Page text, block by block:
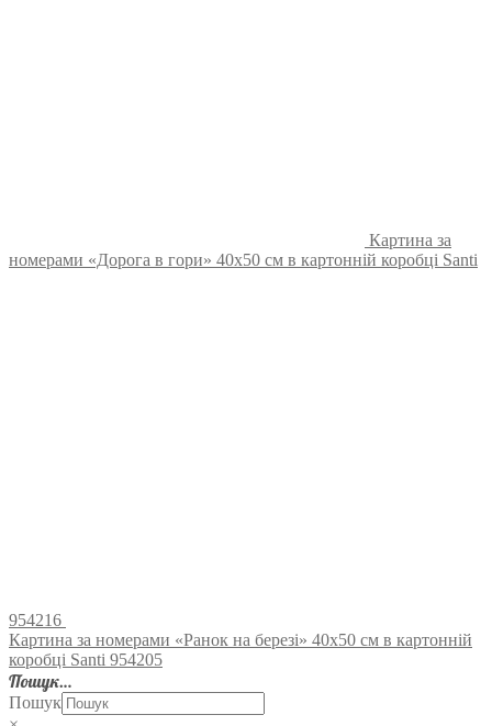
Картина за
номерами «Дорога в гори» 40х50 см в картонній коробці Santi
954216
Картина за номерами «Ранок на березі» 40х50 см в картонній
коробці Santi 954205
Пошук…
Пошук